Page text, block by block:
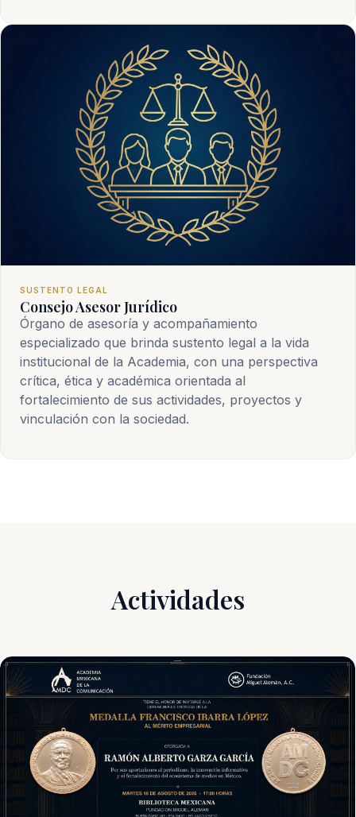
SUSTENTO LEGAL
Consejo Asesor Jurídico
Órgano de asesoría y acompañamiento
especializado que brinda sustento legal a la vida
institucional de la Academia, con una perspectiva
crítica, ética y académica orientada al
fortalecimiento de sus actividades, proyectos y
vinculación con la sociedad.
Actividades